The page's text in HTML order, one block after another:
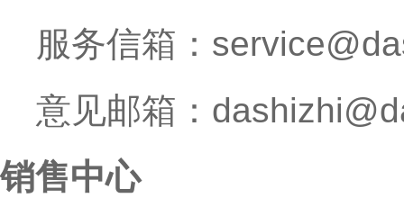
服务信箱：
意见邮箱：
销售中心